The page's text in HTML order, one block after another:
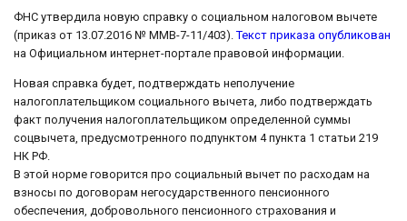
ФНС утвердила новую справку о социальном налоговом вычете
(приказ от 13.07.2016 № ММВ-7-11/403). Текст приказа опубликован
на Официальном интернет-портале правовой информации.
Новая справка будет, подтверждать неполучение
налогоплательщиком социального вычета, либо подтверждать
факт получения налогоплательщиком определенной суммы
соцвычета, предусмотренного подпунктом 4 пункта 1 статьи 219
НК РФ.
В этой норме говорится про социальный вычет по расходам на
взносы по договорам негосударственного пенсионного
обеспечения, добровольного пенсионного страхования и